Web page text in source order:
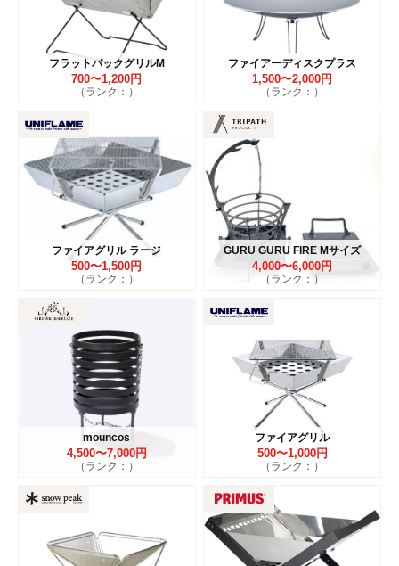
フラットパックグリルM
700〜1,200円
（ランク：）
ファイアーディスクプラス
1,500〜2,000円
（ランク：）
ファイアグリル ラージ
500〜1,500円
（ランク：）
GURU GURU FIRE Mサイズ
4,000〜6,000円
（ランク：）
mouncos
4,500〜7,000円
（ランク：）
ファイアグリル
500〜1,000円
（ランク：）